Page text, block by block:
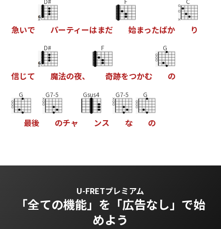
急いで パーティーはまだ 始まったばか り
信じて
D#
魔法の夜、
F
奇跡をつかむ
G
の
G
最後
G7-5
のチャ
Gsus4
ンス
G7-5
な
G
の
U-FRETプレミアム
「全ての機能」を 「広告なし」で始
めよう